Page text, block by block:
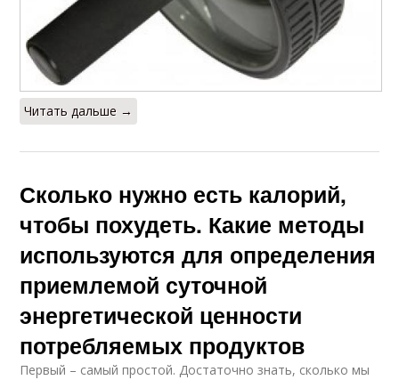
Читать дальше →
Сколько нужно есть калорий,
чтобы похудеть. Какие методы
используются для определения
приемлемой суточной
энергетической ценности
потребляемых продуктов
Первый – самый простой. Достаточно знать, сколько мы